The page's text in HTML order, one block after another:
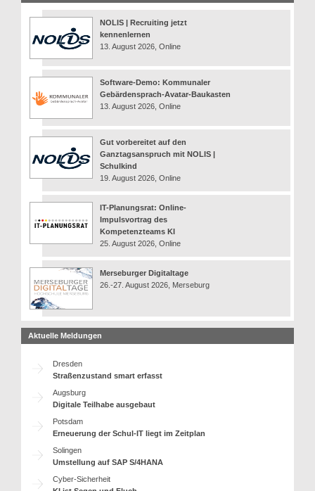
NOLIS | Recruiting jetzt
kennenlernen
13. August 2026, Online
Software-Demo: Kommunaler
Gebärdensprach-Avatar-Baukasten
13. August 2026, Online
Gut vorbereitet auf den
Ganztagsanspruch mit NOLIS |
Schulkind
19. August 2026, Online
IT-Planungsrat: Online-
Impulsvortrag des
Kompetenzteams KI
25. August 2026, Online
Merseburger Digitaltage
26.-27. August 2026, Merseburg
Aktuelle Meldungen
Dresden
Straßenzustand smart erfasst
Augsburg
Digitale Teilhabe ausgebaut
Potsdam
Erneuerung der Schul-IT liegt im Zeitplan
Solingen
Umstellung auf SAP S/4HANA
Cyber-Sicherheit